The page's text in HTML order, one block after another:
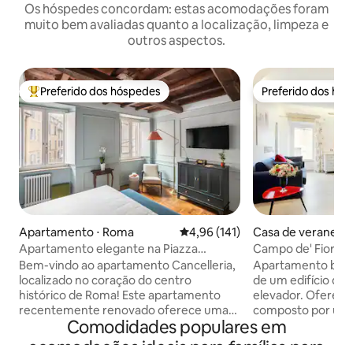
Os hóspedes concordam: estas acomodações foram
muito bem avaliadas quanto a localização, limpeza e
outros aspectos.
Entre os melhores preferidos dos hóspedes
Preferido dos hóspedes
Apartamento ⋅ Roma 4,96 de uma avaliação média de
4,96 (141)
Apartamento elegante na Piazza
Navona — Cama king size
Bem-vindo ao apartamento Cancelleria,
localizado no coração do centro
histórico de Roma! Este apartamento
recentemente renovado oferece uma
mistura única de conforto moderno e
charme histórico. O que você vai adorar:
Preferido dos
Preferido dos
Casa de veraneio
Campo de' Fiori
Violante
Apartamento
de um edifício do
elevador. Oferece
composto por
uma cozinha e
quarto e um
Comodidades populares em